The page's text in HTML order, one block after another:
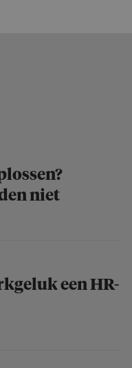
niet
een HR-